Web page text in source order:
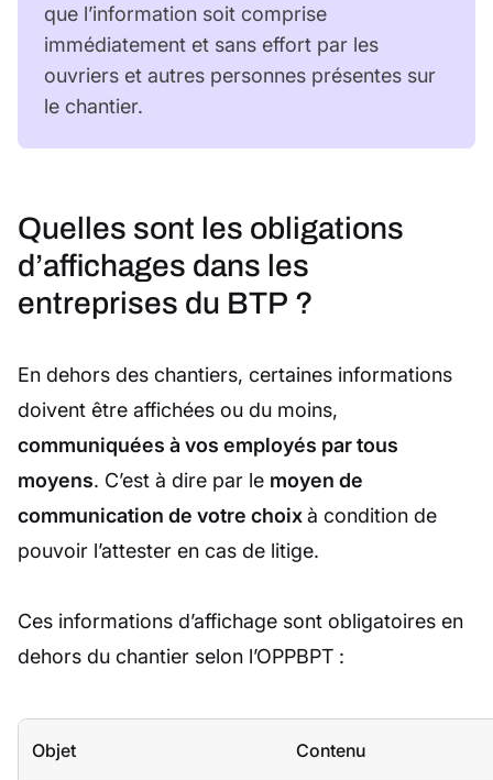
que l’information soit comprise
immédiatement et sans effort par les
ouvriers et autres personnes présentes sur
le chantier.
Quelles sont les obligations
d’affichages dans les
entreprises du BTP ?
En dehors des chantiers, certaines informations
doivent être affichées ou du moins,
communiquées à vos employés par tous
moyens. C’est à dire par le moyen de
communication de votre choixà condition de
pouvoir l’attester en cas de litige.
Ces informations d’affichage sont obligatoires en
dehors du chantier selon l’OPPBPT :
Objet Contenu